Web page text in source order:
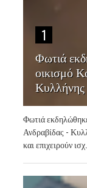
1
Φωτιά
οικισμό
Κυλλήνης
Φωτιά
Ανδραβίδας -
και επιχειρούν